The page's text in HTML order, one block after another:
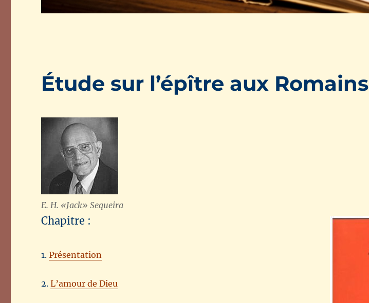
Étude sur l’épître aux Romains
E. H. «Jack» Sequeira
Chapitre :
1.Présentation
2.L’amour de Dieu